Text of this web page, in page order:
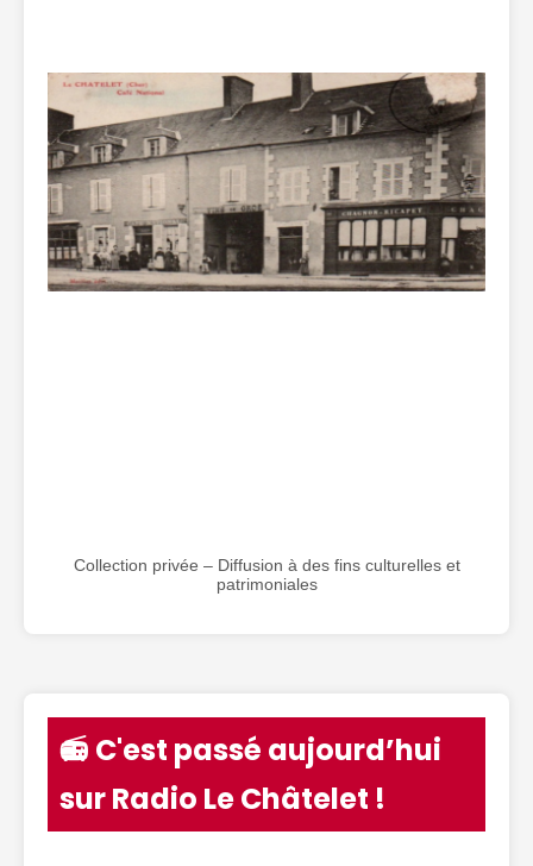
Collection privée – Diffusion à des fins culturelles et
patrimoniales
📻 C'est passé aujourd’hui
sur Radio Le Châtelet !